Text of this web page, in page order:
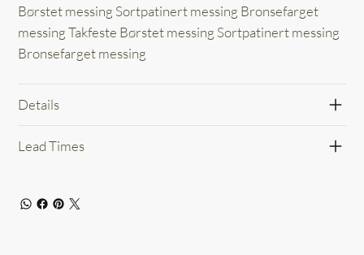
Børstet messing Sortpatinert messing Bronsefarget
messing Takfeste Børstet messing Sortpatinert messing
Bronsefarget messing
Details
Lead Times